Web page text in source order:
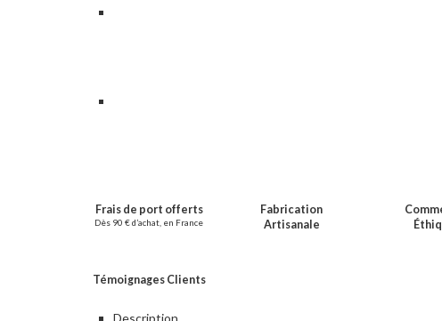
Frais de port offerts
Dès 90 € d’achat, en France
Fabrication
Artisanale
Témoignages Clients
Description